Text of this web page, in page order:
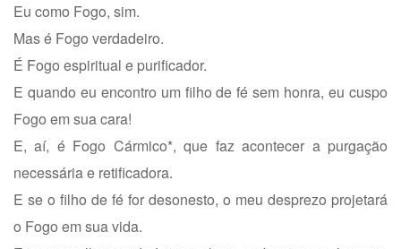
Eu como Fogo, sim.
Mas é Fogo verdadeiro.
É Fogo espiritual e purificador.
E quando eu encontro um filho de fé sem honra, eu cuspo
Fogo em sua cara!
E, aí, é Fogo Cármico*, que faz acontecer a purgação
necessária e retificadora.
E se o filho de fé for desonesto, o meu desprezo projetará
o Fogo em sua vida.